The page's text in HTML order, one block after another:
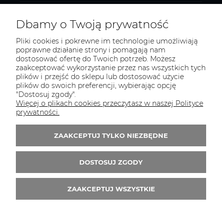
KONTAKT
Zapraszamy do kontaktu:
telefonicznie od 11:00 do 16:00
lub
Tel.:
52 344 48 53
Dbamy o Twoją prywatność
Pliki cookies i pokrewne im technologie umożliwiają
poprawne działanie strony i pomagają nam
dostosować ofertę do Twoich potrzeb. Możesz
zaakceptować wykorzystanie przez nas wszystkich tych
plików i przejść do sklepu lub dostosować użycie
plików do swoich preferencji, wybierając opcję
"Dostosuj zgody".
Więcej o plikach cookies przeczytasz w naszej Polityce
prywatności.
ZAAKCEPTUJ TYLKO NIEZBĘDNE
DOSTOSUJ ZGODY
ZAAKCEPTUJ WSZYSTKIE